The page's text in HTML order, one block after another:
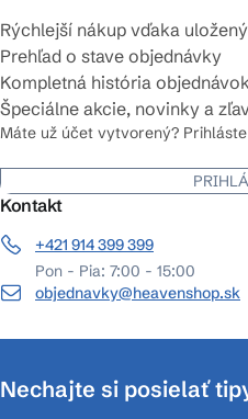
Rýchlejší nákup vďaka
Prehľad o stave objednávky
Kompletná história objednávok
Špeciálne akcie, novinky a
Máte už účet vytvorený?
Kontakt
+421 914 399 399
Pon - Pia: 7:00 - 15:00
objednavky@heavenshop.sk
Nechajte si posielať